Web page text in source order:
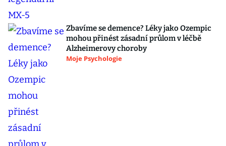
Zbavíme se demence? Léky jako Ozempic
mohou přinést zásadní průlom v léčbě
Alzheimerovy choroby
Moje Psychologie